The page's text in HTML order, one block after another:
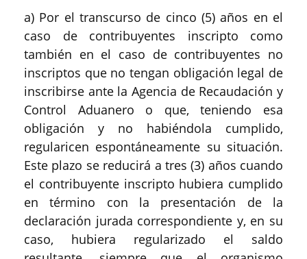
a) Por el transcurso de cinco (5) años en el
caso de contribuyentes inscripto como
también en el caso de contribuyentes no
inscriptos que no tengan obligación legal de
inscribirse ante la Agencia de Recaudación y
Control Aduanero o que, teniendo esa
obligación y no habiéndola cumplido,
regularicen espontáneamente su situación.
Este plazo se reducirá a tres (3) años cuando
el contribuyente inscripto hubiera cumplido
en término con la presentación de la
declaración jurada correspondiente y, en su
caso, hubiera regularizado el saldo